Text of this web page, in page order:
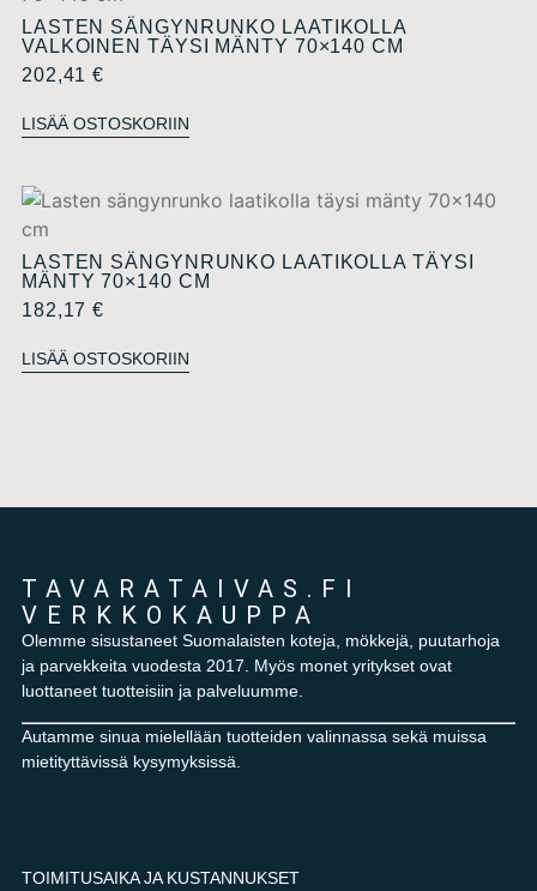
LASTEN SÄNGYNRUNKO LAATIKOLLA
VALKOINEN TÄYSI MÄNTY 70×140 CM
202,41€
LISÄÄ OSTOSKORIIN
LASTEN SÄNGYNRUNKO LAATIKOLLA TÄYSI
MÄNTY 70×140 CM
182,17€
LISÄÄ OSTOSKORIIN
TAVARATAIVAS.FI
VERKKOKAUPPA
Olemme sisustaneet Suomalaisten koteja, mökkejä, puutarhoja
ja parvekkeita vuodesta 2017. Myös monet yritykset ovat
luottaneet tuotteisiin ja palveluumme.
Autamme sinua mielellään tuotteiden valinnassa sekä muissa
mietityttävissä kysymyksissä.
TOIMITUSAIKA JA KUSTANNUKSET